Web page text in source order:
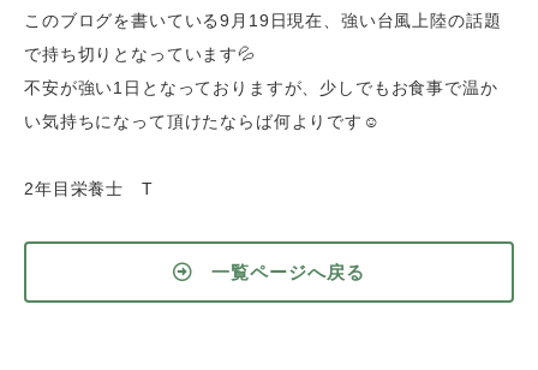
このブログを書いている9月19日現在、強い台風上陸の話題
で持ち切りとなっています💦
不安が強い1日となっておりますが、少しでもお食事で温か
い気持ちになって頂けたならば何よりです☺
2年目栄養士 T
一覧ページへ戻る